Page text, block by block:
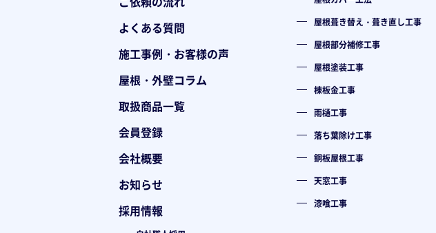
よくある質問
施工事例・お客様の声
屋根・外壁コラム
取扱商品一覧
会員登録
会社概要
お知らせ
採用情報
屋根葺き替え・葺き直し工事
屋根部分補修工事
屋根塗装工事
棟板金工事
雨樋工事
落ち葉除け工事
銅板屋根工事
天窓工事
漆喰工事